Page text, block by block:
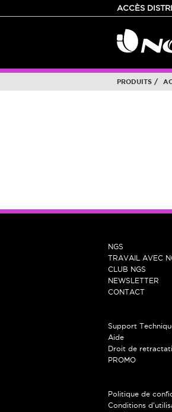
ACCÈS
PRODUITS /
NGS
TRAVAIL AVEC
CLUB NGS
NEWSLETTER
CONTACT
Support
Aide
Droit de
PROMO
Politique de
Conditions